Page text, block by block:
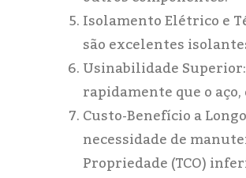
Isolamento Elétrico e
são excelentes
Usinabilidade
rapidamente que o
Custo-Benefício a
necessidade de
Propriedade (TCO)